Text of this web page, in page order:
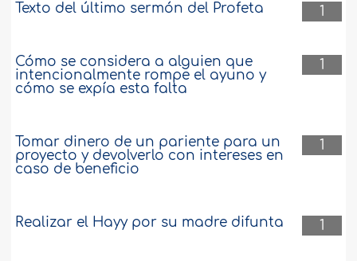
1
Texto del último sermón del Profeta
1
Cómo se considera a alguien que
intencionalmente rompe el ayuno y
cómo se expía esta falta
1
Tomar dinero de un pariente para un
proyecto y devolverlo con intereses en
caso de beneficio
1
Realizar el Hayy por su madre difunta